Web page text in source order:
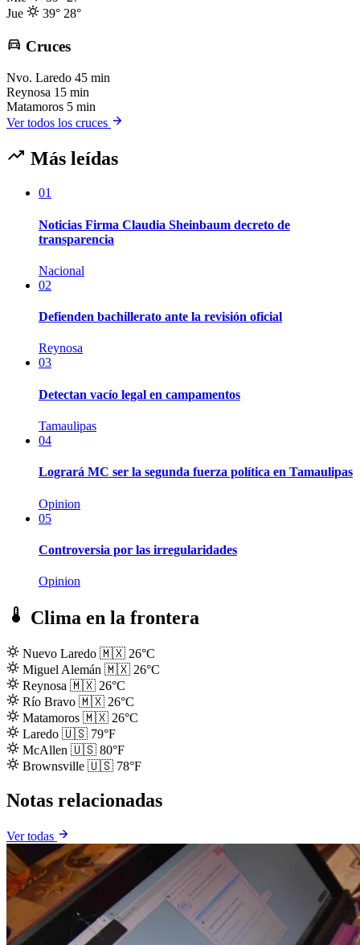
Jue
39° 28°
Cruces
Nvo. Laredo 45 min
Reynosa 15 min
Matamoros 5 min
Ver todos los cruces
Más leídas
01
Noticias Firma Claudia Sheinbaum decreto de
transparencia
Nacional
02
Defienden bachillerato ante la revisión oficial
Reynosa
03
Detectan vacío legal en campamentos
Tamaulipas
04
Logrará MC ser la segunda fuerza política en Tamaulipas
Opinion
05
Controversia por las irregularidades
Opinion
Clima en la frontera
Nuevo Laredo 🇲🇽 26°C
Miguel Alemán 🇲🇽 26°C
Reynosa 🇲🇽 26°C
Río Bravo 🇲🇽 26°C
Matamoros 🇲🇽 26°C
Laredo 🇺🇸 79°F
McAllen 🇺🇸 80°F
Brownsville 🇺🇸 78°F
Notas relacionadas
Ver todas